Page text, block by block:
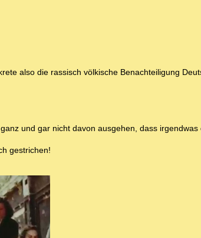
also die rassisch völkische Benachteiligung
und gar nicht davon ausgehen, dass irgendwas
gestrichen!